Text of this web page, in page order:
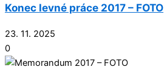
Konec levné práce 2017 – FOTO
23. 11. 2025
0